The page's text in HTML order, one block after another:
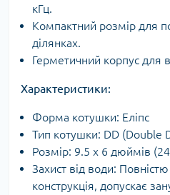
кГц.
Компактний розмір для
ділянках.
Герметичний корпус для
Характеристики:
Форма котушки: Еліпс
Тип котушки: DD (Double
Розмір: 9.5 x 6 дюймів
Захист від води:
конструкція, допускає